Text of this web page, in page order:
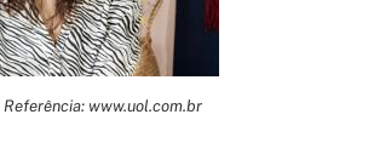
Referência: www.uol.com.br